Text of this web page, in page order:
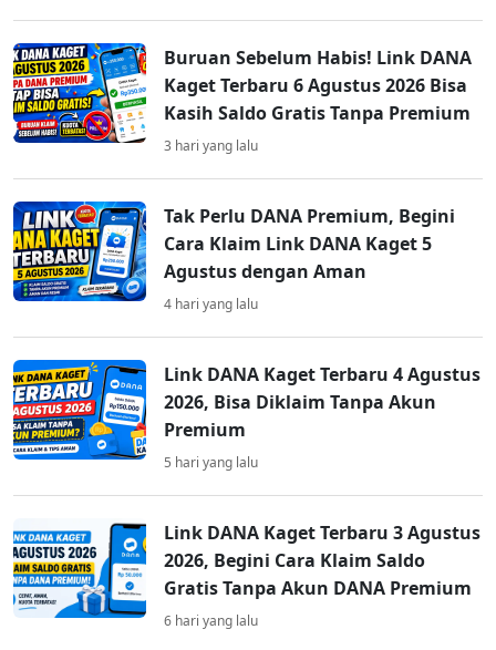
Buruan Sebelum Habis! Link DANA
Kaget Terbaru 6 Agustus 2026 Bisa
Kasih Saldo Gratis Tanpa Premium
3 hari yang lalu
Tak Perlu DANA Premium, Begini
Cara Klaim Link DANA Kaget 5
Agustus dengan Aman
4 hari yang lalu
Link DANA Kaget Terbaru 4 Agustus
2026, Bisa Diklaim Tanpa Akun
Premium
5 hari yang lalu
Link DANA Kaget Terbaru 3 Agustus
2026, Begini Cara Klaim Saldo
Gratis Tanpa Akun DANA Premium
6 hari yang lalu